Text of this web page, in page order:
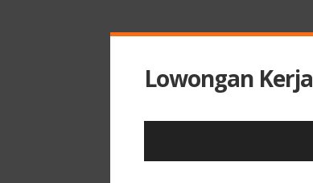
Lowongan Kerja